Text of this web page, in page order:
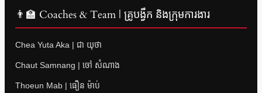
👨‍🏫 Coaches & Team | គ្រូបង្វឹក និងក្រុមការងារ
Chea Yuta Aka | ជា យុថា
Chaut Samnang | ចៅ សំណាង
Thoeun Mab | ធឿន ម៉ាប់